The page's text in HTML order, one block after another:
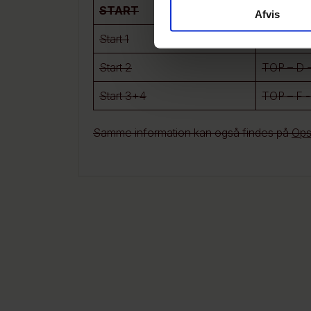
Afvis
START BANE
Start 1
Start 2 TOP – D
Start 3+4 TOP – F
Samme information kan også findes på